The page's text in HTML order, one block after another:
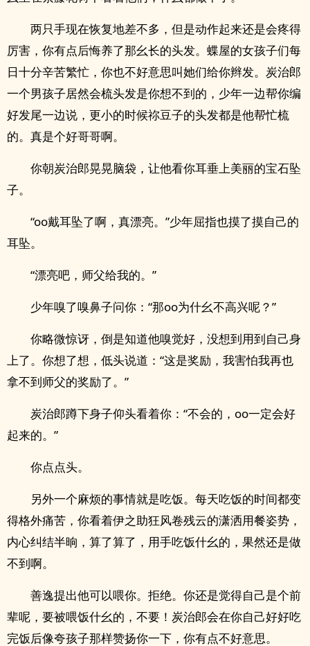
两只手现在恢复地差不多，但是动作起来还是会疼得
厉害，你有点后悔养了那幺长的头发。蝶屋的女孩子们每
日十分辛苦繁忙，你也不好意思叫她们给你辫发。炭治郎
一个男孩子居然会梳头发是你想不到的，少年一边帮你编
好发尾一边说，更小的时候祢豆子的头发都是他帮忙梳
的。真是个好哥哥啊。
你朝炭治郎晃晃脑袋，让他看你耳垂上美丽的宝石坠
子。
“oo戴耳坠了啊，真漂亮。”少年屈指也摸了摸自己的
耳坠。
“漂亮吧，师父给我的。”
少年嗅了嗅鼻子问你：“那oo为什幺不高兴呢？”
你略微惊讶，倒是知道他嗅觉好，没想到用到自己身
上了。你想了想，低头说道：“这是奖励，我害怕我再也
拿不到师父的奖励了。”
炭治郎蹲下身子仰头看着你：“不会的，oo一定会好
起来的。”
你点点头。
另外一个麻烦的事情就是吃饭。每天吃饭的时间都变
得格外痛苦，你看着伊之助狂风卷残云的潇洒用餐姿势，
内心纠结半晌，算了算了，用手吃饭什幺的，果然还是做
不到啊。
善逸提出他可以喂你。拒绝。你还是觉得自己是个前
辈呢，要被喂饭什幺的，不要！炭治郎会在你自己好好吃
完饭后像夸孩子那样赞扬你一下，你有点不好意思。